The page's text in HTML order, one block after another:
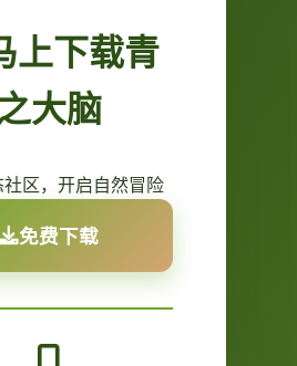
上下载青
大脑
区，开启自然冒险
免费下载